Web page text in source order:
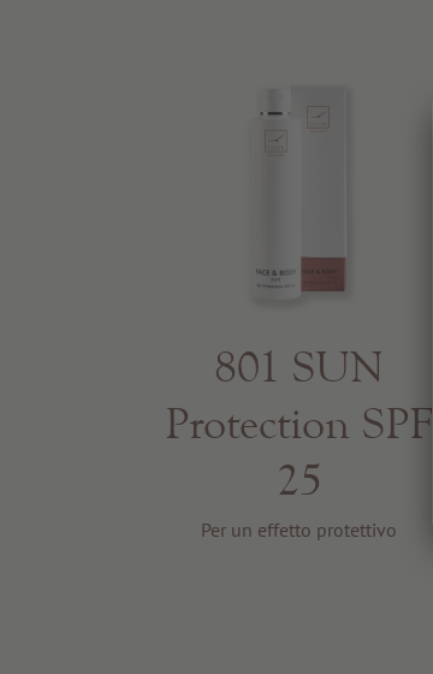
801 SUN
Protection SPF
25
Per un effetto protettivo